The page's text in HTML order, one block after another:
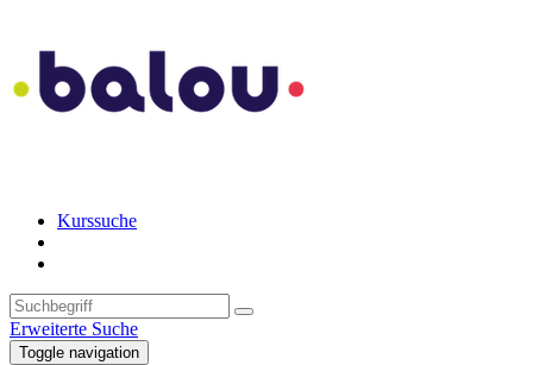
Kurssuche
Erweiterte Suche
Toggle navigation